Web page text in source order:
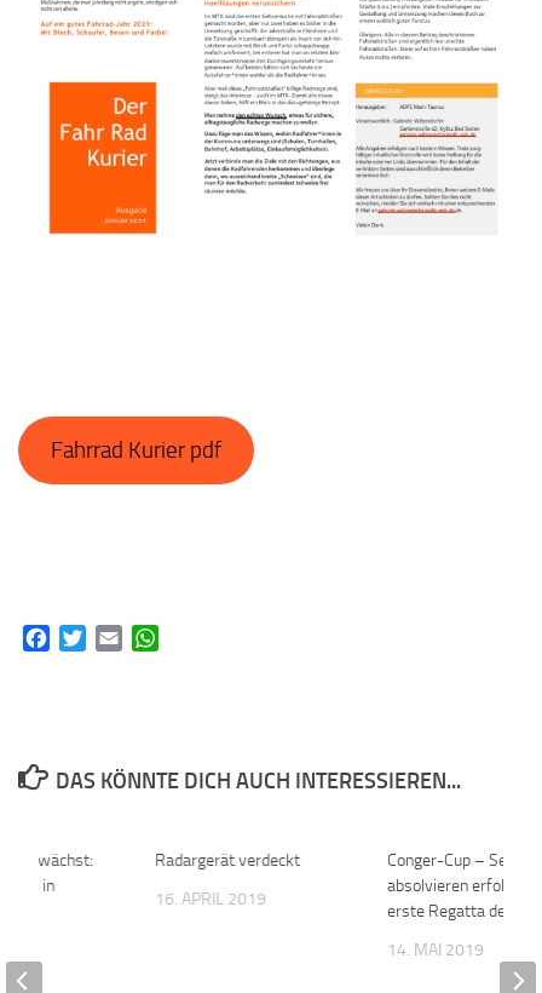
Fahrrad Kurier pdf
FacebookTwitterEmail
DAS KÖNNTE DICH AUCH INTERESSIEREN...
Radargerät verdeckt
16. APRIL 2019
Conger-Cup – Segler
absolvieren
erste Regatta des
14. MAI 2019
wächst:
in